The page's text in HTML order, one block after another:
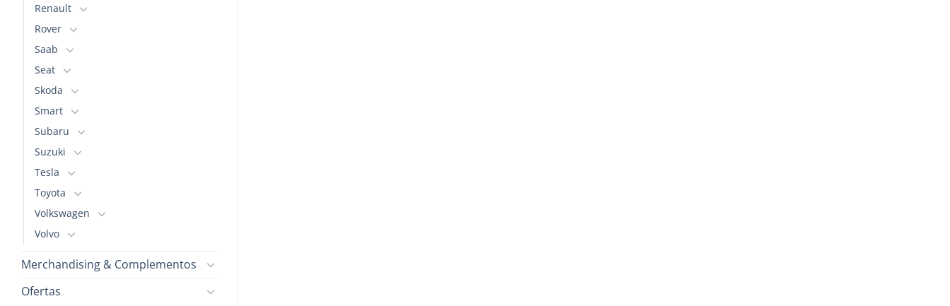
Renault
Rover
Saab
Seat
Skoda
Smart
Subaru
Suzuki
Tesla
Toyota
Volkswagen
Volvo
Merchandising & Complementos
Ofertas